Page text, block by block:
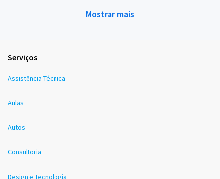
Mostrar mais
Serviços
Assistência Técnica
Aulas
Autos
Consultoria
Design e Tecnologia